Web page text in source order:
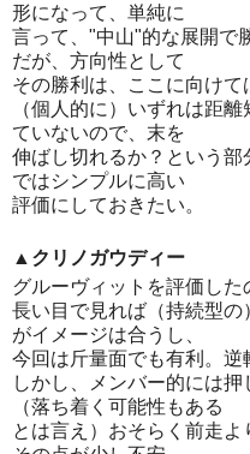
形になって、単純に
言って、"中山"的な展開で
だが、方向性として
その勝利は、ここに向けて
（個人的に）いずれは距
ていないので、末を
伸ばし切れるか？という
ではシンプルに高い
評価にしておきたい。
▲クリノガウディー
グルーヴィットを評価した
長い目で見れば（持続型
がイメージは合うし、
今回は斤量面でも有利。逆
しかし、メンバー的には押
（落ち着く可能性もある
とは言え）おそらく前走よ